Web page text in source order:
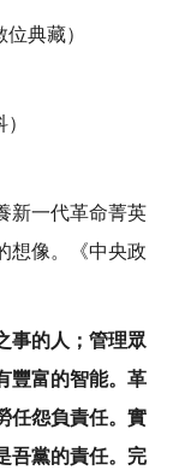
典藏）
新一代革命菁英
想像。《中央政
事的人；管理眾
豐富的智能。革
任怨負責任。實
吾黨的責任。完